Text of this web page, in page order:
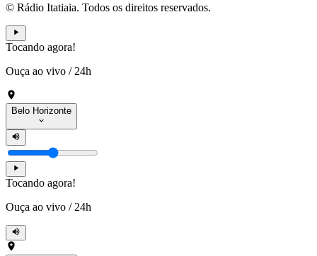
© Rádio Itatiaia. Todos os direitos reservados.
Tocando agora!
Ouça ao vivo / 24h
Belo Horizonte
Tocando agora!
Ouça ao vivo / 24h